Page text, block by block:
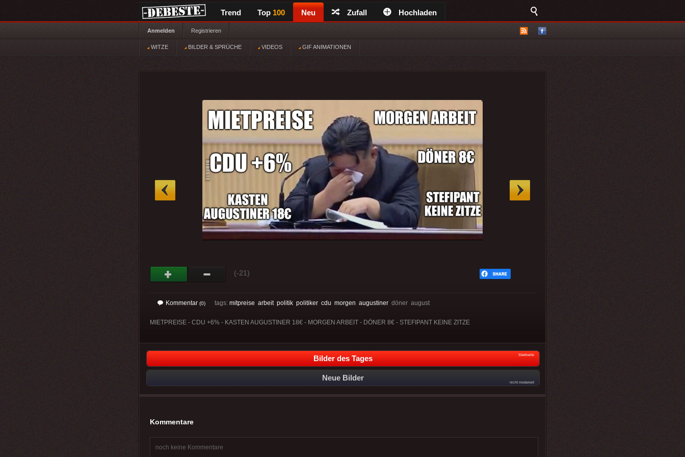
Trend Top 100 Neu Zufall Hochladen
Anmelden Registrieren
WITZE BILDER & SPRÜCHE VIDEOS GIF ANIMATIONEN
(-21)
Kommentar (0) tags: mitpreise arbeit politik politiker cdu morgen augustiner döner august
MIETPREISE - CDU +6% - KASTEN AUGUSTINER 18€ - MORGEN ARBEIT - DÖNER 8€ - STEFIPANT KEINE ZITZE
Bilder des Tages Startseite
Neue Bilder
nicht moderiert
Kommentare
noch keine Kommentare